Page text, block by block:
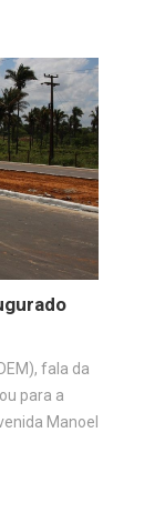
fala da
para a
Manoel